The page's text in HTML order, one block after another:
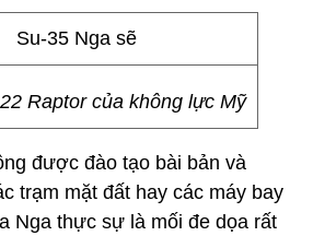
Raptor của không lực Mỹ
được đào tạo bài bản và
trạm mặt đất hay các máy bay
Nga thực sự là mối đe dọa rất